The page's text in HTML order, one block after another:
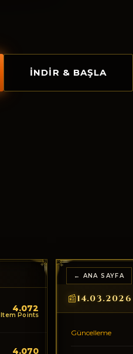
İNDIR & BAŞLA
4.072
Item Points
4.070
← ANA SAYFA
📰
Güncelleme